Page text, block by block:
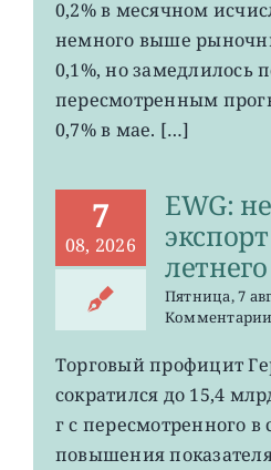
0,2% в месячном
немного выше
0,1%, но замедлилось
пересмотренным
0,7% в мае. […]
7
08, 2026
EWG:
Пятница, 7
Комментарии
Торговый профицит
сократился до 15,4
г с пересмотренного в
повышения